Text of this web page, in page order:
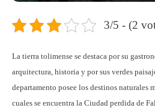
3/5 - (2
La tierra tolimense se destaca por su
arquitectura, historia y por sus verdes
departamento posee los destinos naturales
cuales se encuentra la Ciudad perdida de